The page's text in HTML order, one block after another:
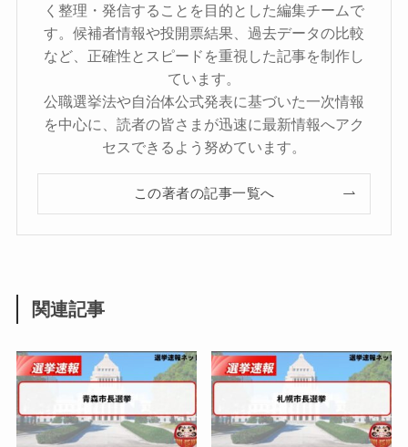
く整理・発信することを目的とした編集チームで
す。候補者情報や投開票結果、過去データの比較
など、正確性とスピードを重視した記事を制作し
ています。
公職選挙法や自治体公式発表に基づいた一次情報
を中心に、読者の皆さまが迅速に最新情報へアク
セスできるよう努めています。
この著者の記事一覧へ
関連記事